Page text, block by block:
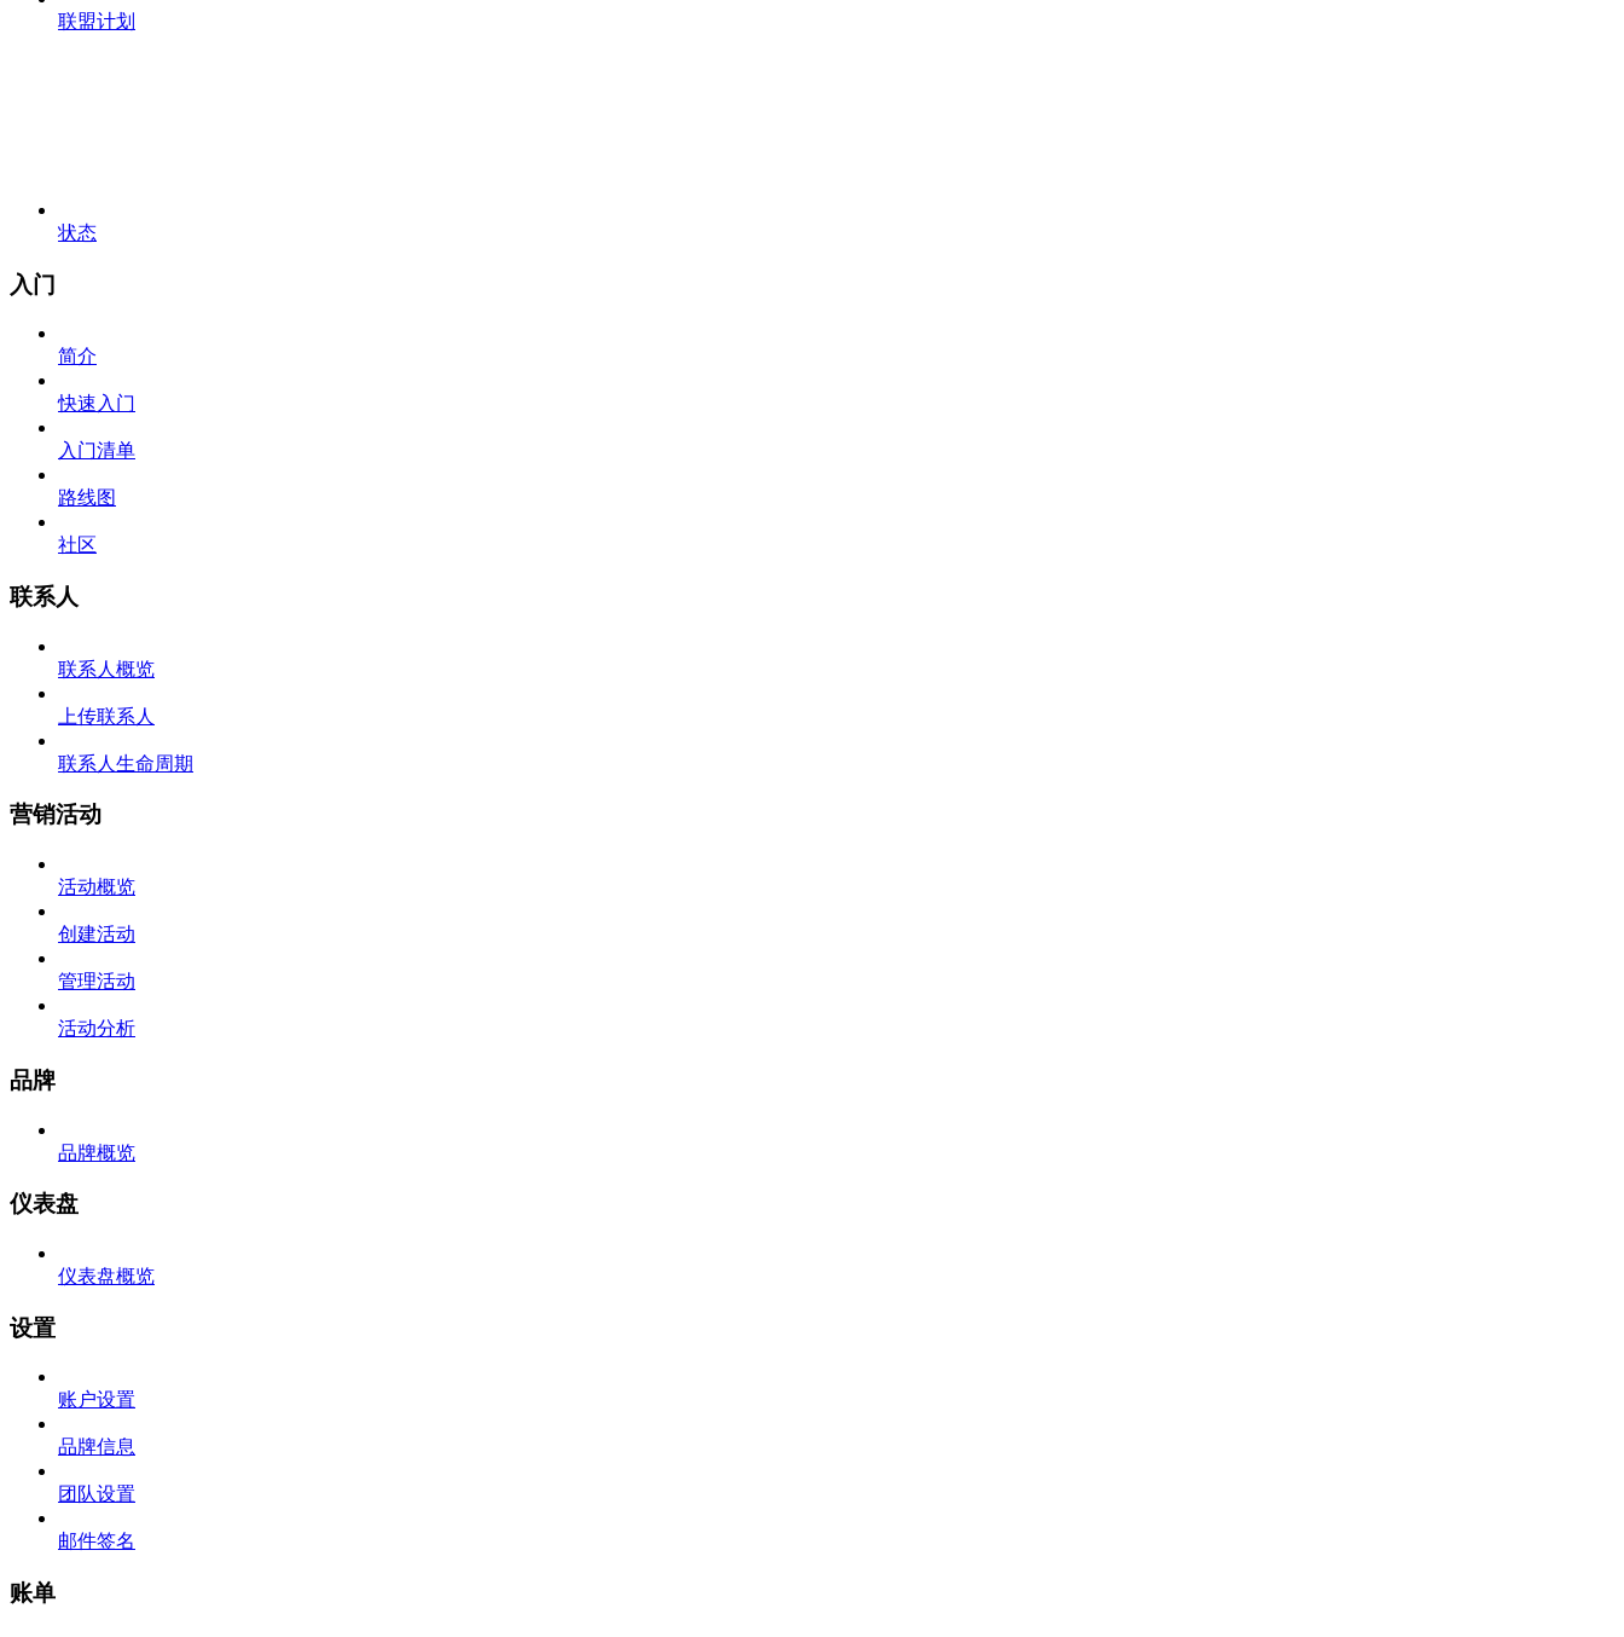
联盟计划
状态
入门
简介
快速入门
入门清单
路线图
社区
联系人
联系人概览
上传联系人
联系人生命周期
营销活动
活动概览
创建活动
管理活动
活动分析
品牌
品牌概览
仪表盘
仪表盘概览
设置
账户设置
品牌信息
团队设置
邮件签名
账单